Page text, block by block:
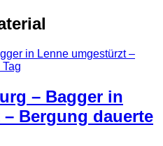
– Bagger in
Bergung dauerte